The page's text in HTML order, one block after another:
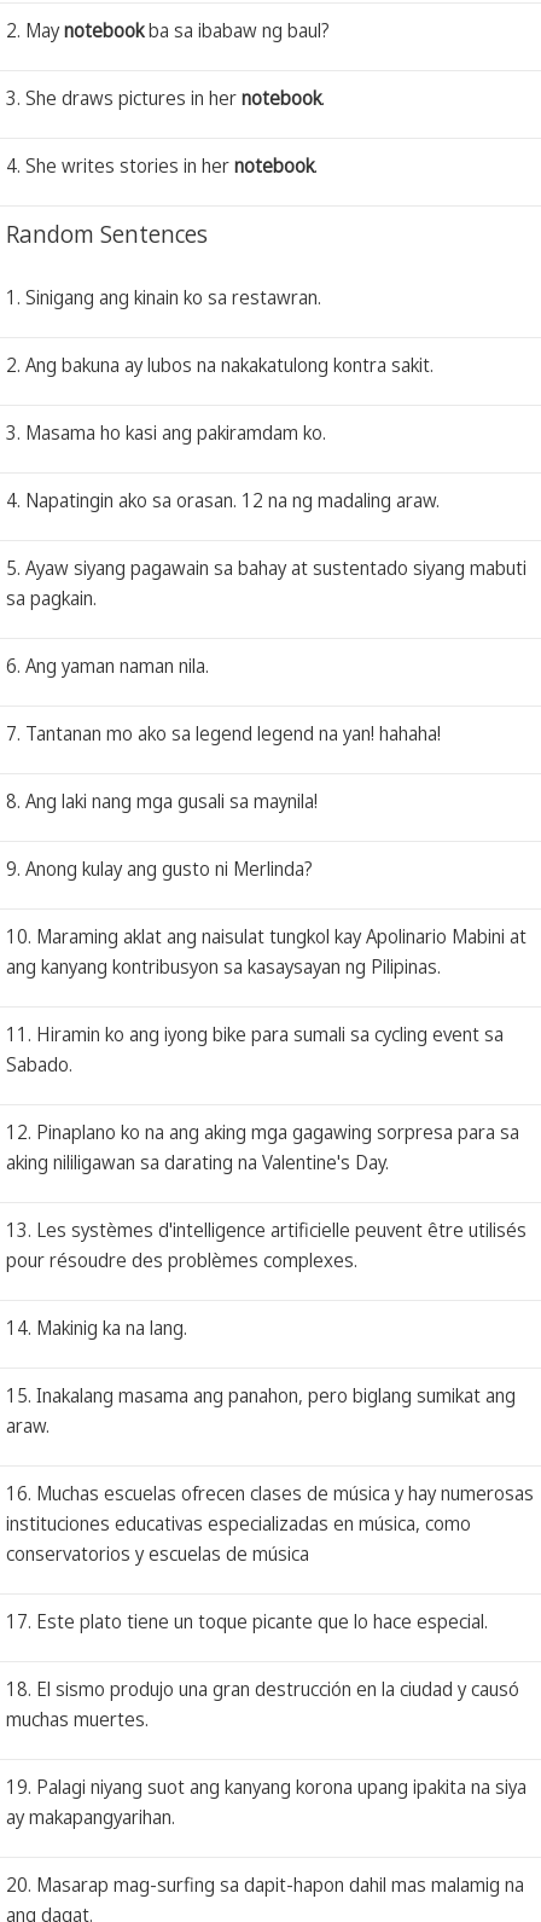
2. Maynotebookba sa ibabaw ng baul?
3. She draws pictures in hernotebook.
4. She writes stories in hernotebook.
Random Sentences
1. Sinigang ang kinain ko sa restawran.
2. Ang bakuna ay lubos na nakakatulong kontra sakit.
3. Masama ho kasi ang pakiramdam ko.
4. Napatingin ako sa orasan. 12 na ng madaling araw.
5. Ayaw siyang pagawain sa bahay at sustentado siyang mabuti
sa pagkain.
6. Ang yaman naman nila.
7. Tantanan mo ako sa legend legend na yan! hahaha!
8. Ang laki nang mga gusali sa maynila!
9. Anong kulay ang gusto ni Merlinda?
10. Maraming aklat ang naisulat tungkol kay Apolinario Mabini at
ang kanyang kontribusyon sa kasaysayan ng Pilipinas.
11. Hiramin ko ang iyong bike para sumali sa cycling event sa
Sabado.
12. Pinaplano ko na ang aking mga gagawing sorpresa para sa
aking nililigawan sa darating na Valentine's Day.
13. Les systèmes d'intelligence artificielle peuvent être utilisés
pour résoudre des problèmes complexes.
14. Makinig ka na lang.
15. Inakalang masama ang panahon, pero biglang sumikat ang
araw.
16. Muchas escuelas ofrecen clases de música y hay numerosas
instituciones educativas especializadas en música, como
conservatorios y escuelas de música
17. Este plato tiene un toque picante que lo hace especial.
18. El sismo produjo una gran destrucción en la ciudad y causó
muchas muertes.
19. Palagi niyang suot ang kanyang korona upang ipakita na siya
ay makapangyarihan.
20. Masarap mag-surfing sa dapit-hapon dahil mas malamig na
ang dagat.